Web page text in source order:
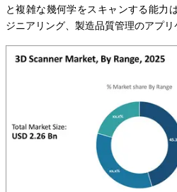
と複雑な幾何学をスキャンする能力
ジニアリング、製造品質管理のアプリ